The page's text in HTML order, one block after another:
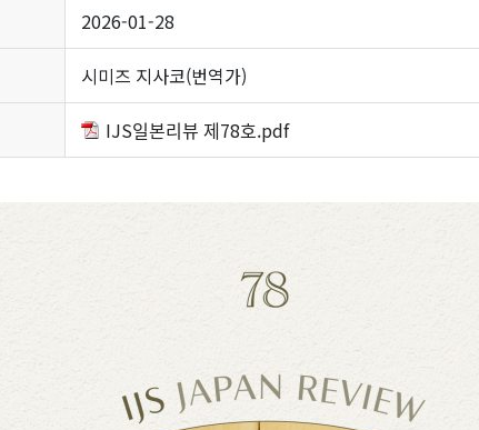
2026-01-28
시미즈 지사코(번역가)
IJS일본리뷰 제78호.pdf